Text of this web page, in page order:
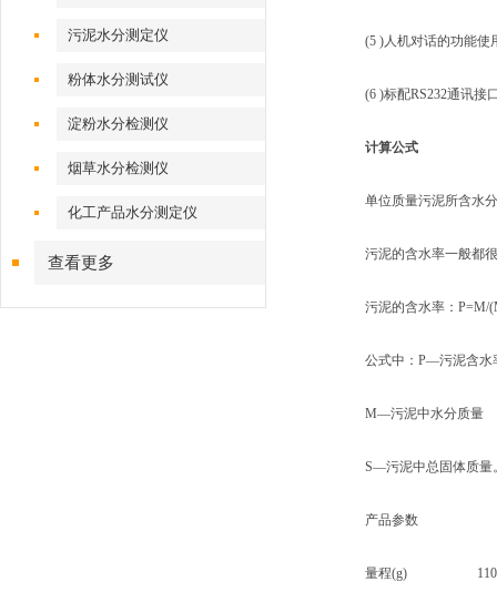
污泥水分测定仪
粉体水分测试仪
淀粉水分检测仪
烟草水分检测仪
化工产品水分测定仪
查看更多
(5 )人机对话的功能使用
(6 )标配RS232通讯接口
计算公式
单位质量污泥所含水分
污泥的含水率一般都很
污泥的含水率：P=M/
公式中：P—污泥含水
M—污泥中水分质量
S—污泥中总固体质量
产品参数
量程(g) 110-